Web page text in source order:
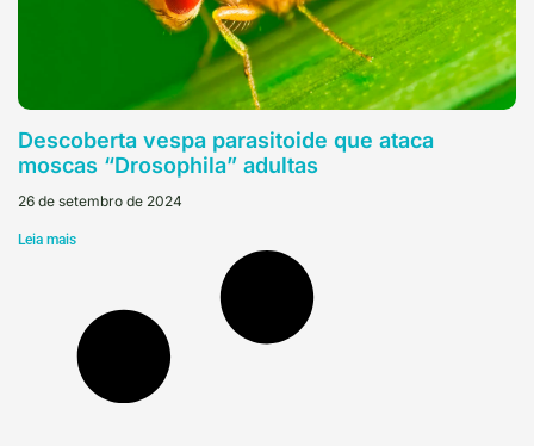
Descoberta vespa parasitoide que ataca
moscas “Drosophila” adultas
26 de setembro de 2024
Leia mais